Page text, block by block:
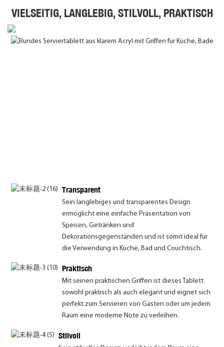
VIELSEITIG, LANGLEBIG, STILVOLL, PRAKTISCH
Transparent
Sein langlebiges und transparentes Design
ermöglicht eine einfache Präsentation von
Speisen, Getränken und
Dekorationsgegenständen und ist somit ideal für
die Verwendung in Küche, Bad und Couchtisch.
Praktisch
Mit seinen praktischen Griffen ist dieses Tablett
sowohl praktisch als auch elegant und eignet sich
perfekt zum Servieren von Gästen oder um jedem
Raum eine moderne Note zu verleihen.
Stilvoll